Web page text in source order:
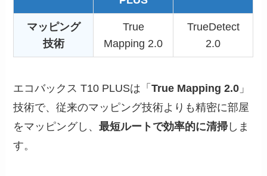
マッピング
技術
True
Mapping 2.0
TrueDetect
2.0
エコバックス T10 PLUSは「True Mapping 2.0 」
技術で、従来のマッピング技術よりも精密に部屋
をマッピングし、最短ルートで効率的に清掃 しま
す。